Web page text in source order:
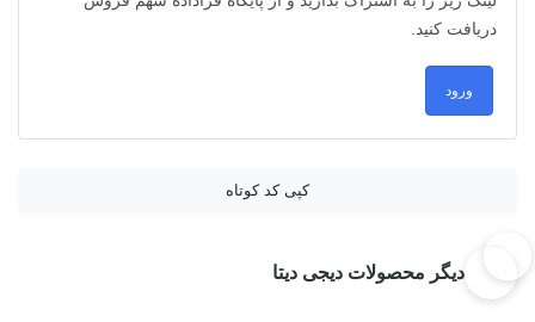
دریافت کنید.
ورود
کپی کد کوتاه
دیگر محصولات دیجی دیتا